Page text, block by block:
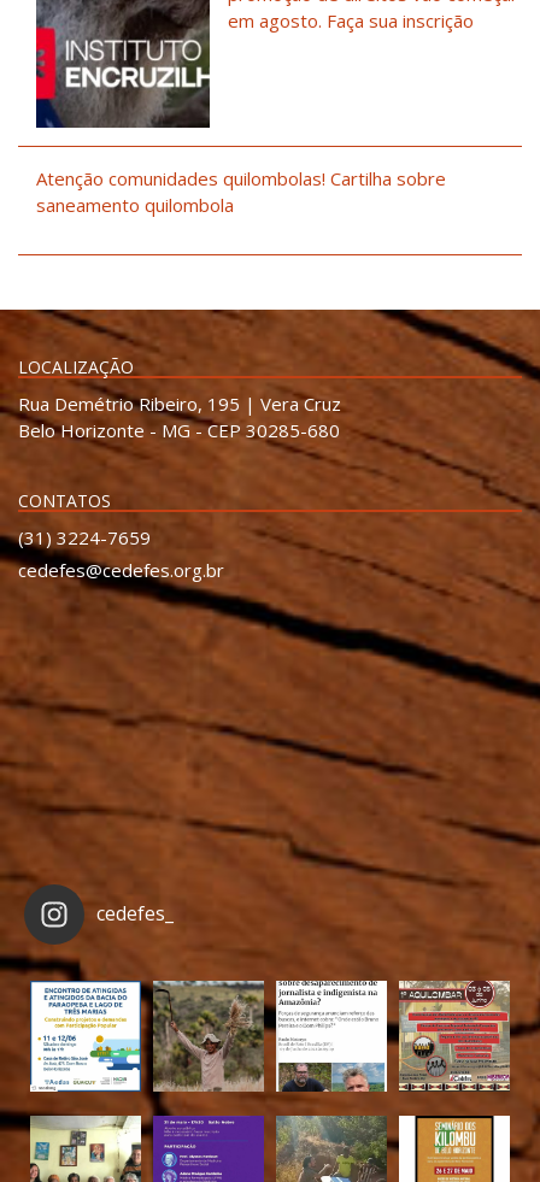
em agosto. Faça sua inscrição
Atenção comunidades quilombolas! Cartilha sobre
saneamento quilombola
LOCALIZAÇÃO
Rua Demétrio Ribeiro, 195 | Vera Cruz
Belo Horizonte - MG - CEP 30285-680
CONTATOS
(31) 3224-7659
cedefes@cedefes.org.br
cedefes_